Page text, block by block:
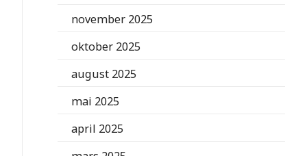
november 2025
oktober 2025
august 2025
mai 2025
april 2025